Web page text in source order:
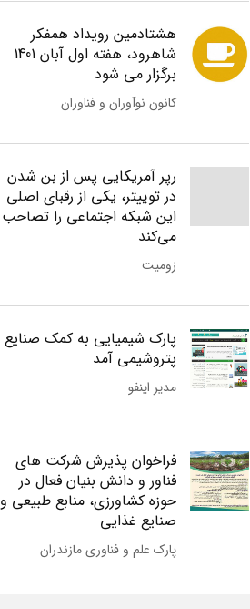
هشتادمین رویداد همفکر
شاهرود، هفته اول آبان 1401
برگزار می شود
کانون نوآوران و فناوران
رپر آمریکایی پس از بن شدن
در توییتر، یکی از رقبای اصلی
این شبکه اجتماعی را تصاحب
می‌کند
زومیت
پارک شیمیایی به کمک صنایع
پتروشیمی آمد
مدیر اینفو
فراخوان پذیرش شرکت های
فناور و دانش بنیان فعال در
حوزه کشاورزی، منابع طبیعی و
صنایع غذایی
پارک علم و فناوری مازندران